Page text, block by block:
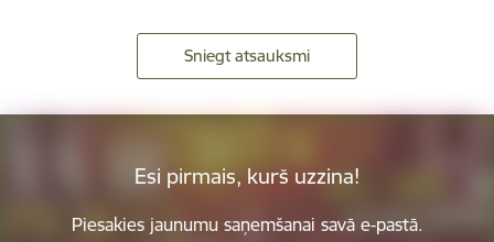
Sniegt atsauksmi
Esi pirmais, kurš uzzina!
Piesakies jaunumu saņemšanai savā e-pastā.